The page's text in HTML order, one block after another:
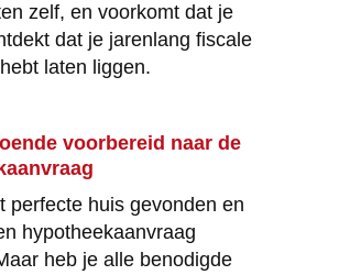
zelf, en voorkomt dat je
dat je jarenlang fiscale
laten liggen.
voorbereid naar de
perfecte huis gevonden en
hypotheekaanvraag
heb je alle benodigde